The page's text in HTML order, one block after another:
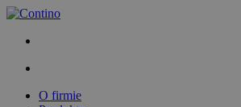
O firmie